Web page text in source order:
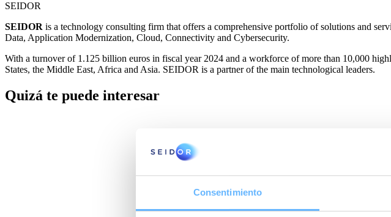
Consentimiento
SEIDOR
SEIDOR is a technology consulting firm that offers a comprehensive portfolio of solutions and
Data, Application Modernization, Cloud, Connectivity and Cybersecurity.
With a turnover of 1.125 billion euros in fiscal year 2024 and a workforce of more than 10,000
States, the Middle East, Africa and Asia. SEIDOR is a partner of the main technological leaders.
Quizá te puede interesar